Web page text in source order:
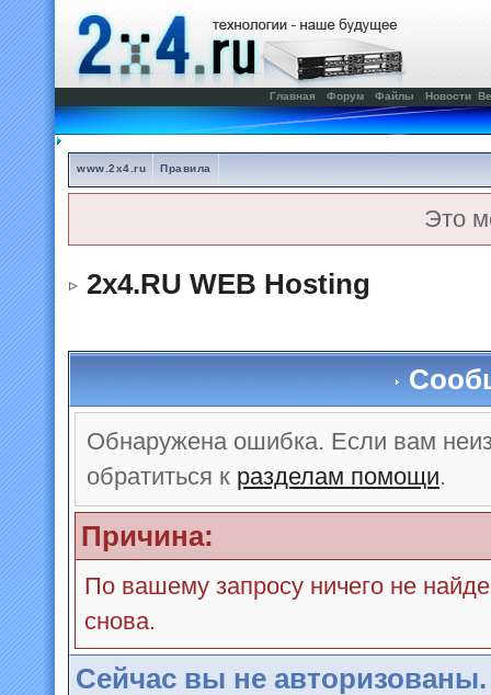
Главная Форум Файлы Новости
www.2x4.ru Правила
Это
2x4.RU WEB Hosting
Обнаружена ошибка. Если вам
обратиться к разделам помощи.
Причина:
По вашему запросу ничего не
снова.
Сейчас вы не